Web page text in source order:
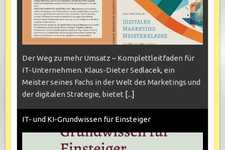
Der Weg zu mehr Umsatz – Komplettleitfaden für
IT-Unternehmen. Klaus-Dieter Sedlacek, ein
Meister seines Fachs in der Welt des Marketings und
der digitalen Strategie, bietet [...]
IT- und KI-Grundwissen für Einsteiger